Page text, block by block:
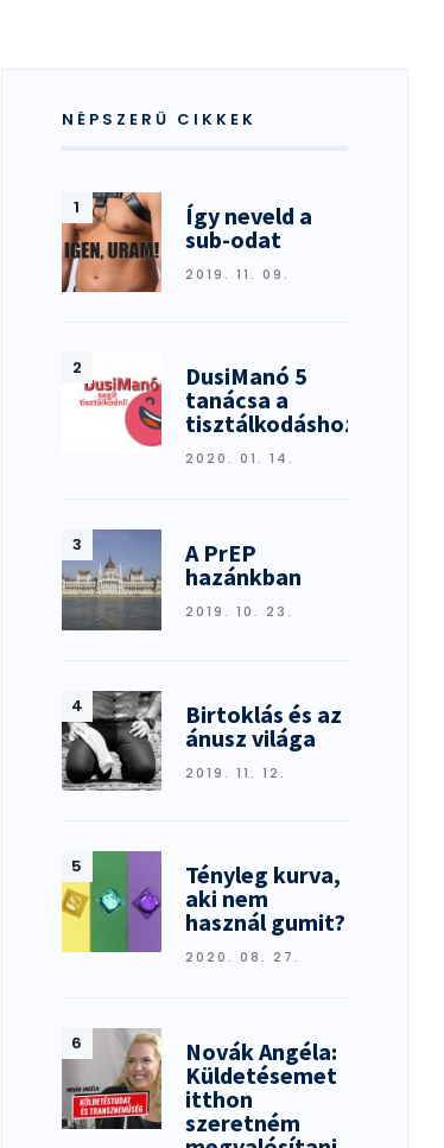
NÉPSZERŰ CIKKEK
Így neveld a
sub-odat
2019. 11. 09.
DusiManó 5
tanácsa a
tisztálkodáshoz
2020. 01. 14.
A PrEP
hazánkban
2019. 10. 23.
Birtoklás és az
ánusz világa
2019. 11. 12.
Tényleg kurva,
aki nem
használ gumit?
2020. 08. 27.
Novák Angéla:
Küldetésemet
itthon
szeretném